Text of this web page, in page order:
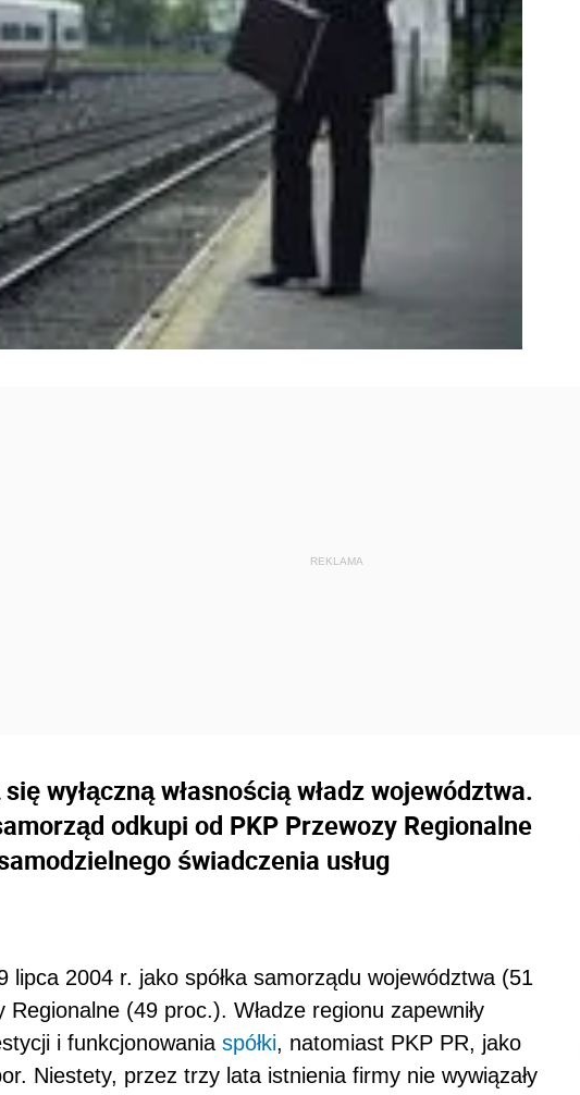
wyłączną własnością władz województwa.
odkupi od PKP Przewozy Regionalne
świadczenia usług
lipca 2004 r. jako spółka samorządu województwa (51
(49 proc.). Władze regionu zapewniły
i funkcjonowania spółki, natomiast PKP PR, jako
Niestety, przez trzy lata istnienia firmy nie wywiązały